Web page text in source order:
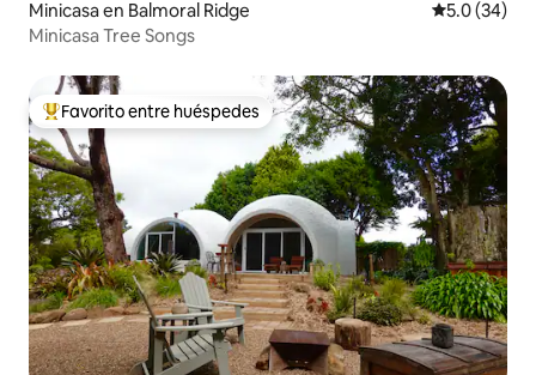
Minicasa en Balmoral Ridge Calificación
5.0 (34)
Minicasa Tree Songs
De los mejores en Favorito entre huéspedes
Favorito entre huéspedes